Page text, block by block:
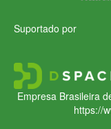
Suportado por
Empresa Brasileira
https://